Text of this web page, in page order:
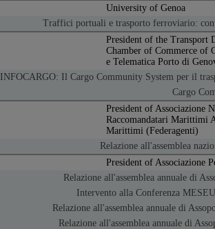
University of Genoa
Traffici portuali e trasporto ferroviario:
President of the Transport
Chamber of Commerce of
e Telematica Porto di
INFOCARGO: Il Cargo Community System per il
Cargo
President of Associazione
Raccomandatari Marittimi
Marittimi (Federagenti)
Relazione all'assemblea
President of Associazione
Relazione all'assemblea annuale di
Intervento alla Conferenza
Relazione all'assemblea annuale di
Relazione all'assemblea annuale di